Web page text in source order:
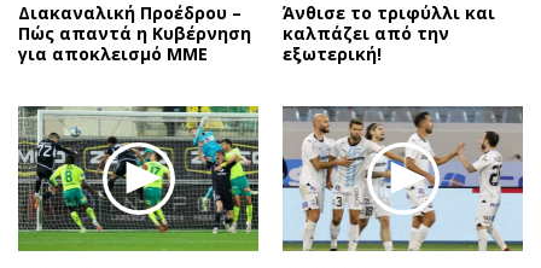
Διακαναλική Προέδρου –
Πώς απαντά η Κυβέρνηση
για αποκλεισμό ΜΜΕ
Άνθισε το τριφύλλι και
καλπάζει από την
εξωτερική!